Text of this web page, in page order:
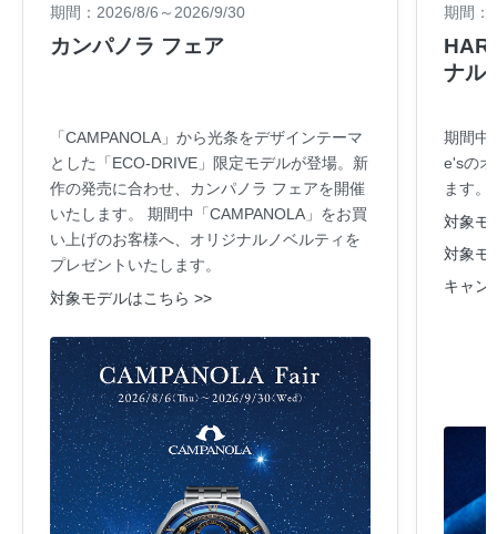
期間：2026/8/6～2026/9/30
カンパノラ フェア
「CAMPANOLA」から光条をデザインテーマ
とした「ECO-DRIVE」限定モデルが登場。新
作の発売に合わせ、カンパノラ フェアを開催
いたします。 期間中「CAMPANOLA」をお買
い上げのお客様へ、オリジナルノベルティを
プレゼントいたします。
対象モデルはこちら >>
期間：
ナル
期間中
e'sの
ます。
対象モ
対象モ
キャン